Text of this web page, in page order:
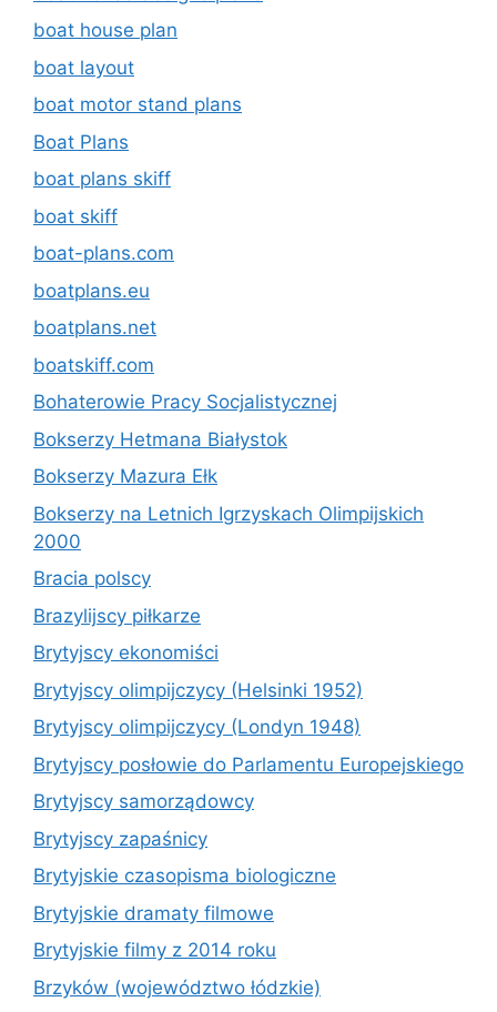
boat house plan
boat layout
boat motor stand plans
Boat Plans
boat plans skiff
boat skiff
boat-plans.com
boatplans.eu
boatplans.net
boatskiff.com
Bohaterowie Pracy Socjalistycznej
Bokserzy Hetmana Białystok
Bokserzy Mazura Ełk
Bokserzy na Letnich Igrzyskach Olimpijskich
2000
Bracia polscy
Brazylijscy piłkarze
Brytyjscy ekonomiści
Brytyjscy olimpijczycy (Helsinki 1952)
Brytyjscy olimpijczycy (Londyn 1948)
Brytyjscy posłowie do Parlamentu Europejskiego
Brytyjscy samorządowcy
Brytyjscy zapaśnicy
Brytyjskie czasopisma biologiczne
Brytyjskie dramaty filmowe
Brytyjskie filmy z 2014 roku
Brzyków (województwo łódzkie)